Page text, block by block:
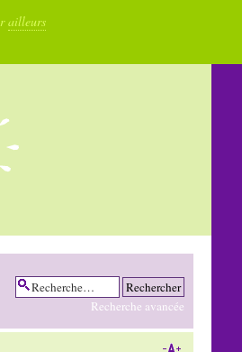
ailleurs
Recherche avancée